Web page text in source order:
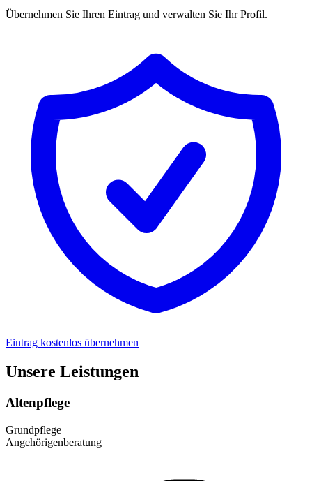
Übernehmen Sie Ihren Eintrag und verwalten Sie Ihr Profil.
Eintrag kostenlos übernehmen
Unsere Leistungen
Altenpflege
Grundpflege
Angehörigenberatung